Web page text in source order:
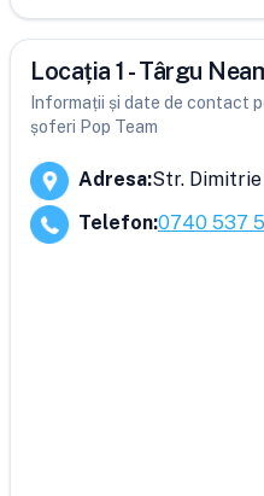
Locația 1 - Târgu
Informații și date de contact
șoferi Pop Team
Adresa:Str.
Telefon:0740 537